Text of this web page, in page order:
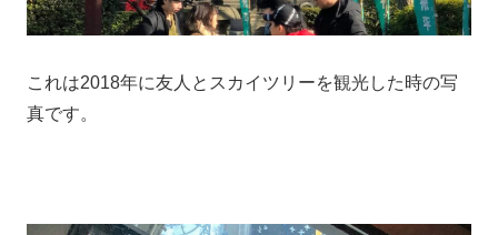
これは2018年に友人とスカイツリーを観光した時の写
真です。